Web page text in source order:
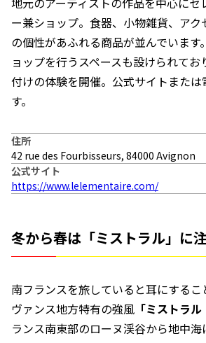
ー兼ショップ。食器、小物雑貨、アク
の個性があふれる商品が並んでいます
ョップを行うスペースも設けられて
付けの体験を開催。公式サイトまた
す。
住所
42 rue des Fourbisseurs, 84000 Avignon
公式サイト
https://www.lelementaire.com/
冬から春は「ミストラル」に
南フランスを旅していると耳にする
ヴァンス地方特有の強風 「ミストラ
ランス南東部のローヌ渓谷から地中